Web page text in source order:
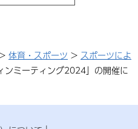
体育・スポーツ > スポーツによ
ミーティング2024」の開催に